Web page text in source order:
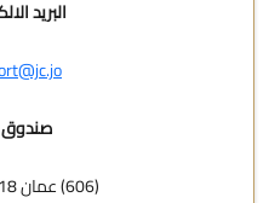
البريد
صندوق
(606) عمان 11118 الأردن